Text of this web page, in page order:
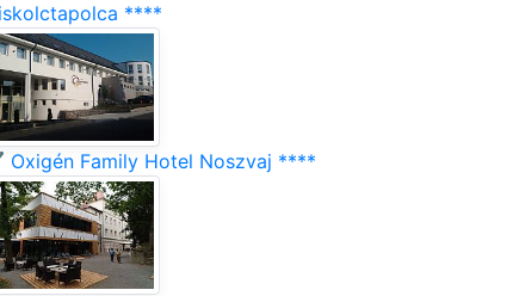
****
Family Hotel Noszvaj ****